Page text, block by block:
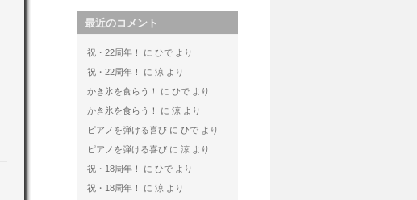
最近のコメント
祝・22周年！ に ひで より
祝・22周年！
に 涼 より
かき氷を食らう！
に ひで より
かき氷を食らう！
に 涼 より
ピアノを弾ける喜び に ひで より
ピアノを弾ける喜び に 涼 より
祝・18周年！
に ひで より
祝・18周年！
に 涼 より